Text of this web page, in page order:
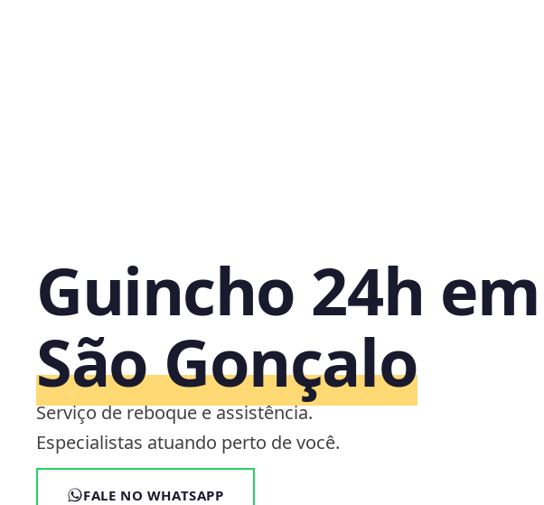
Guincho 24h em
São Gonçalo
Serviço de reboque e assistência.
Especialistas atuando perto de você.
FALE NO WHATSAPP